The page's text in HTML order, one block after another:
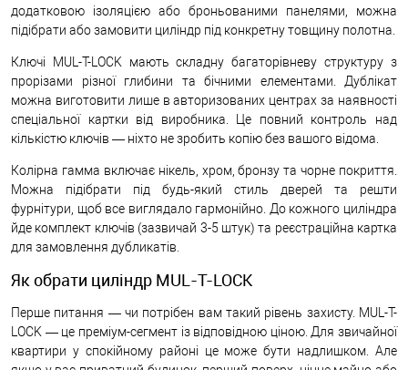
додатковою ізоляцією або броньованими панелями, можна
підібрати або замовити циліндр під конкретну товщину полотна.
Ключі MUL-T-LOCK мають складну багаторівневу структуру з
прорізами різної глибини та бічними елементами. Дублікат
можна виготовити лише в авторизованих центрах за наявності
спеціальної картки від виробника. Це повний контроль над
кількістю ключів — ніхто не зробить копію без вашого відома.
Колірна гамма включає нікель, хром, бронзу та чорне покриття.
Можна підібрати під будь-який стиль дверей та решти
фурнітури, щоб все виглядало гармонійно. До кожного циліндра
йде комплект ключів (зазвичай 3-5 штук) та реєстраційна картка
для замовлення дубликатів.
Як обрати циліндр MUL-T-LOCK
Перше питання — чи потрібен вам такий рівень захисту. MUL-T-
LOCK — це преміум-сегмент із відповідною ціною. Для звичайної
квартири у спокійному районі це може бути надлишком. Але